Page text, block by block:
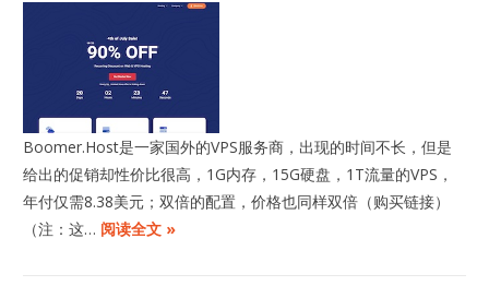
Boomer.Host是一家国外的VPS服务商，出现的时间不长，但是
给出的促销却性价比很高，1G内存，15G硬盘，1T流量的VPS，
年付仅需8.38美元；双倍的配置，价格也同样双倍（购买链接）
（注：这… 阅读全文 »